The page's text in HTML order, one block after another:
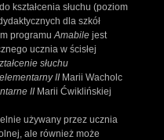
kształcenia słuchu (poziom
dla szkół
programuAmabile jest
ucznia w ścisłej
słuchu
II Marii Wacholc
II Marii Ćwiklińskiej
używany przez ucznia
ale również może